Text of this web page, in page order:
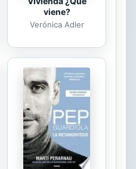
viene?
Verónica Adler